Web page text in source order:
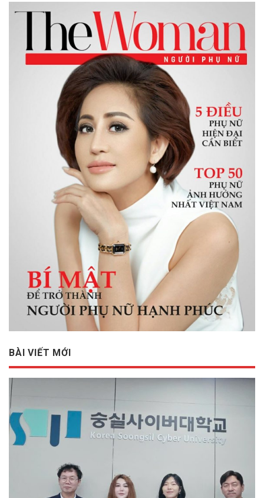
BES Group và hành trình kết nối hệ sinh thái giáo dục, doanh
nghiệp trong kỷ nguyên AI